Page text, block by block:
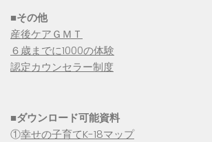
■その他
産後ケアＧＭＴ
６歳までに1000の体験
認定カウンセラー制度
■ダウンロード可能資料
①幸せの子育てK-18マップ